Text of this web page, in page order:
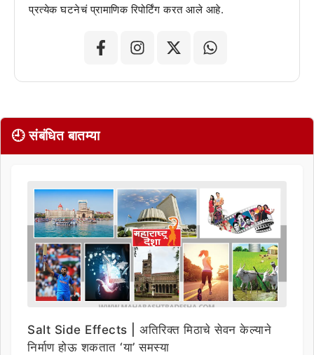
प्रत्येक घटनेचं प्रामाणिक रिपोर्टिंग करत आले आहे.
🕘 संबंधित बातम्या
Salt Side Effects | अतिरिक्त मिठाचे सेवन केल्याने
निर्माण होऊ शकतात ‘या’ समस्या